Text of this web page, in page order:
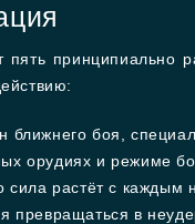
пять принципиально
ближнего боя,
орудиях и режиме
сила растёт с каждым
превращаться в